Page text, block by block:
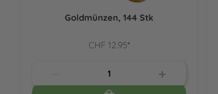
Goldmünzen, 144 Stk
CHF 12.95*